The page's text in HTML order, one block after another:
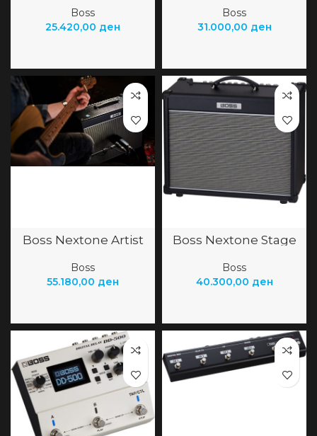
Boss
25.420,00 ден
Boss
31.000,00 ден
Boss Nextone Artist
Boss
55.180,00 ден
Boss Nextone Stage
Boss
40.300,00 ден